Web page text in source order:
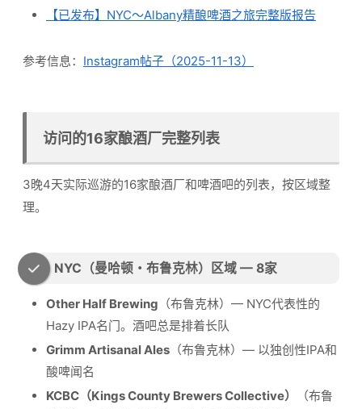
【已发布】NYC～Albany精酿啤酒之旅完整版报告
参考信息： Instagram帖子（2025-11-13）
访问的16家酿酒厂完整列表
3晚4天实际巡游的16家酿酒厂和啤酒吧的列表，按区域整
理。
NYC（曼哈顿・布鲁克林）区域 — 8家
Other Half Brewing （布鲁克林）— NYC代表性的
Hazy IPA名门。酒吧总是排着长队
Grimm Artisanal Ales （布鲁克林）— 以独创性IPA和
酸啤闻名
KCBC（Kings County Brewers Collective）
（布鲁